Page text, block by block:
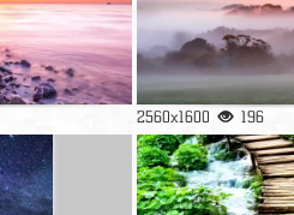
2560x1600 196